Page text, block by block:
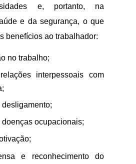
e, portanto, na
e da segurança, o que
benefícios ao trabalhador:
no trabalho;
interpessoais com
desligamento;
doenças ocupacionais;
e reconhecimento do